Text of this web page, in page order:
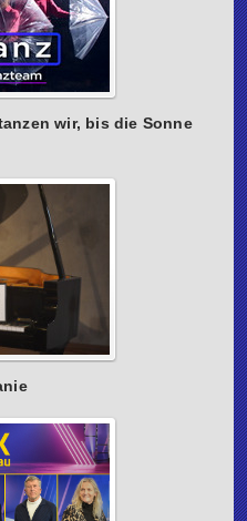
wir, bis die Sonne